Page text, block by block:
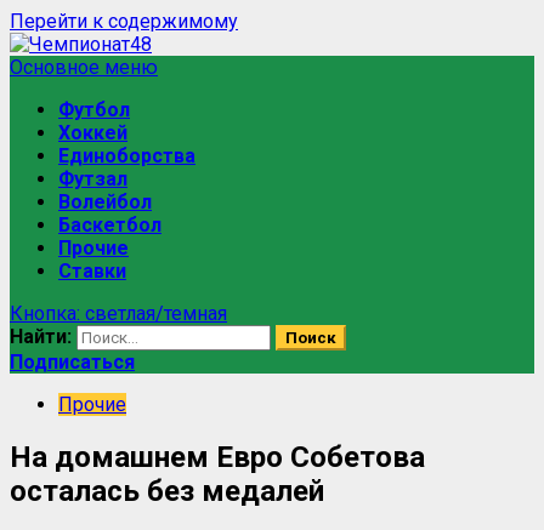
Перейти к содержимому
Основное меню
Футбол
Хоккей
Единоборства
Футзал
Волейбол
Баскетбол
Прочие
Ставки
Кнопка: светлая/темная
Найти:
Подписаться
Прочие
На домашнем Евро Собетова
осталась без медалей